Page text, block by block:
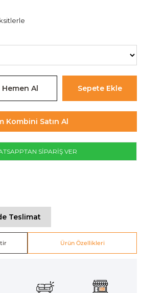
Kombini Satın Al
SİPARİŞ VER
Teslimat
Ürün Özellikleri